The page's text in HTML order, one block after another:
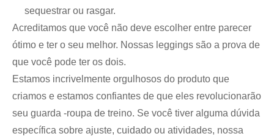
sequestrar ou rasgar.
Acreditamos que você não deve escolher entre parecer
ótimo e ter o seu melhor. Nossas leggings são a prova de
que você pode ter os dois.
Estamos incrivelmente orgulhosos do produto que
criamos e estamos confiantes de que eles revolucionarão
seu guarda -roupa de treino. Se você tiver alguma dúvida
específica sobre ajuste, cuidado ou atividades, nossa